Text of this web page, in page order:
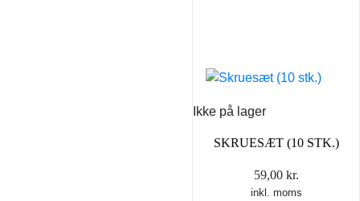
Ikke på lager
SKRUESÆT (10 STK.)
59,00 kr.
inkl. moms